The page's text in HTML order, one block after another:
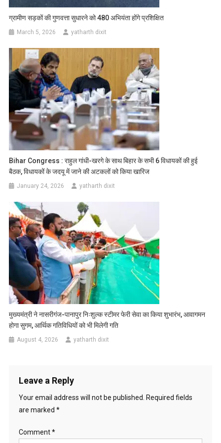
ग्रामीण सड़कों की गुणवत्ता सुधारने को 480 अभियंता होंगे प्रशिक्षित
March 5, 2026 yatharth dixit
Bihar Congress : राहुल गांधी-खरगे के साथ बिहार के सभी 6 विधायकों की हुई
बैठक, विधायकों के जदयू में जाने की अटकलों को किया खारिज
January 24, 2026 yatharth dixit
मुख्यमंत्री ने नासरीगंज-पानापुर निःशुल्क स्टीमर फेरी सेवा का किया शुभारंभ, आवागमन
होगा सुगम, आर्थिक गतिविधियों को भी मिलेगी गति
August 4, 2026 yatharth dixit
Leave a Reply
Your email address will not be published.
Required fields
are marked *
Comment*